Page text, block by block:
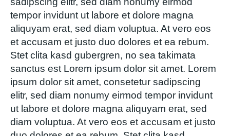
tempor invidunt ut labore et dolore magna
aliquyam erat, sed diam voluptua. At vero eos
et accusam et justo duo dolores et ea rebum.
Stet clita kasd gubergren, no sea takimata
sanctus est Lorem ipsum dolor sit amet. Lorem
ipsum dolor sit amet, consetetur sadipscing
elitr, sed diam nonumy eirmod tempor invidunt
ut labore et dolore magna aliquyam erat, sed
diam voluptua. At vero eos et accusam et justo